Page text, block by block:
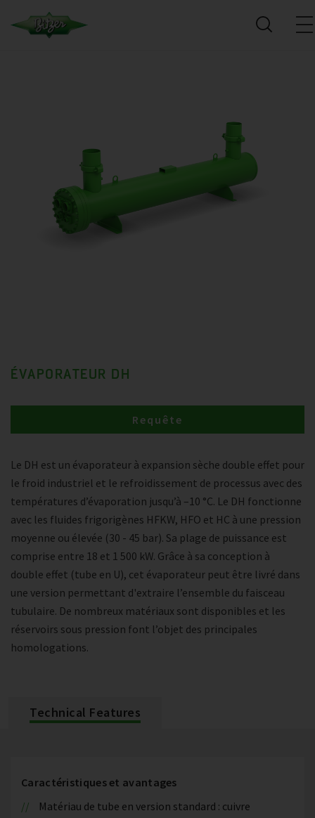
ÉVAPORATEUR DH
Le DH est un évaporateur à expansion sèche double effet pour
le froid industriel et le refroidissement de processus avec des
températures d’évaporation jusqu’à –10 °C. Le DH fonctionne
avec les fluides frigorigènes HFKW, HFO et HC à une pression
moyenne ou élevée (30 - 45 bar). Sa plage de puissance est
comprise entre 18 et 1 500 kW. Grâce à sa conception à
double effet (tube en U), cet évaporateur peut être livré dans
une version permettant d'extraire l’ensemble du faisceau
tubulaire. De nombreux matériaux sont disponibles et les
réservoirs sous pression font l’objet des principales
homologations.
Requête
Technical Features
Caractéristiques et avantages
Matériau de tube en version standard : cuivre